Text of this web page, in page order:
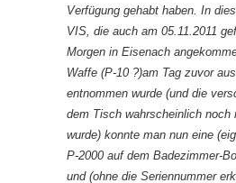
Verfügung gehabt haben. In
VIS, die auch am 05.11.2011
Morgen in Eisenach
Waffe (P-10 ?)am Tag zuvor
entnommen wurde (und die
dem Tisch wahrscheinlich noch
wurde) konnte man nun eine
P-2000 auf dem Badezimmer-
und (ohne die Seriennummer